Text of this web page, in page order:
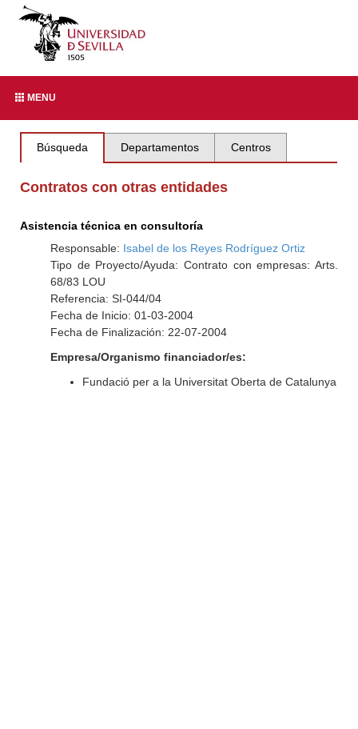
MENU
Búsqueda Departamentos Centros
Contratos con otras entidades
Asistencia técnica en consultoría
Responsable: Isabel de los Reyes Rodríguez Ortiz
Tipo de Proyecto/Ayuda: Contrato con empresas: Arts.
68/83 LOU
Referencia: SI-044/04
Fecha de Inicio: 01-03-2004
Fecha de Finalización: 22-07-2004
Empresa/Organismo financiador/es:
Fundació per a la Universitat Oberta de Catalunya